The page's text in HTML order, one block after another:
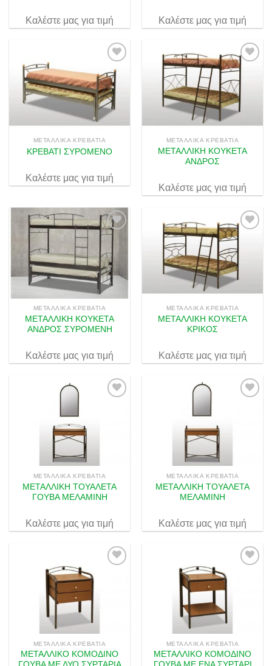
Καλέστε μας για τιμή Καλέστε μας για τιμή
Πρόσθήκη
στην λίστα
επιθυμιών
ΜΕΤΑΛΛΙΚΆ ΚΡΕΒΆΤΙΑ
ΚΡΕΒΑΤΙ ΣΥΡΟΜΕΝΟ
Καλέστε μας για τιμή
Πρόσθήκη
στην λίστα
επιθυμιών
ΜΕΤΑΛΛΙΚΆ ΚΡΕΒΆΤΙΑ
ΜΕΤΑΛΛΙΚΗ ΚΟΥΚΕΤΑ
ΑΝΔΡΟΣ
Καλέστε μας για τιμή
Πρόσθήκη
στην λίστα
επιθυμιών
ΜΕΤΑΛΛΙΚΆ ΚΡΕΒΆΤΙΑ
ΜΕΤΑΛΛΙΚΗ ΚΟΥΚΕΤΑ
ΑΝΔΡΟΣ ΣΥΡΟΜΕΝΗ
Καλέστε μας για τιμή
Πρόσθήκη
στην λίστα
επιθυμιών
ΜΕΤΑΛΛΙΚΆ ΚΡΕΒΆΤΙΑ
ΜΕΤΑΛΛΙΚΗ ΚΟΥΚΕΤΑ
ΚΡΙΚΟΣ
Καλέστε μας για τιμή
ΜΕΤΑΛΛΙΚΆ ΚΡΕΒΆΤΙΑ
ΜΕΤΑΛΛΙΚΗ ΤΟΥΑΛΕΤΑ
ΓΟΥΒΑ ΜΕΛΑΜΙΝΗ
Καλέστε μας για τιμή
ΜΕΤΑΛΛΙΚΆ ΚΡΕΒΆΤΙΑ
ΜΕΤΑΛΛΙΚΗ ΤΟΥΑΛΕΤΑ
ΜΕΛΑΜΙΝΗ
Καλέστε μας για τιμή
στην λίστα
ΜΕΤΑΛΛΙΚΆ ΚΡΕΒΆΤΙΑ
ΜΕΤΑΛΛΙΚΟ ΚΟΜΟΔΙΝΟ
επιθυμιών
ΜΕΤΑΛΛΙΚΆ ΚΡΕΒΆΤΙΑ
ΜΕΤΑΛΛΙΚΟ ΚΟΜΟΔΙΝΟ